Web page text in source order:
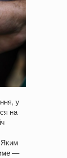
у
на
Яким
—